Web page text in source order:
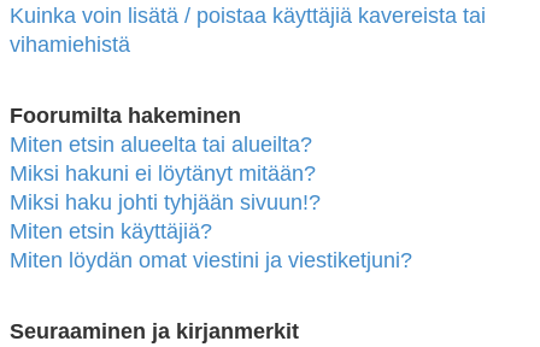
Kuinka voin lisätä / poistaa käyttäjiä kavereista tai
vihamiehistä
Foorumilta hakeminen
Miten etsin alueelta tai alueilta?
Miksi hakuni ei löytänyt mitään?
Miksi haku johti tyhjään sivuun!?
Miten etsin käyttäjiä?
Miten löydän omat viestini ja viestiketjuni?
Seuraaminen ja kirjanmerkit